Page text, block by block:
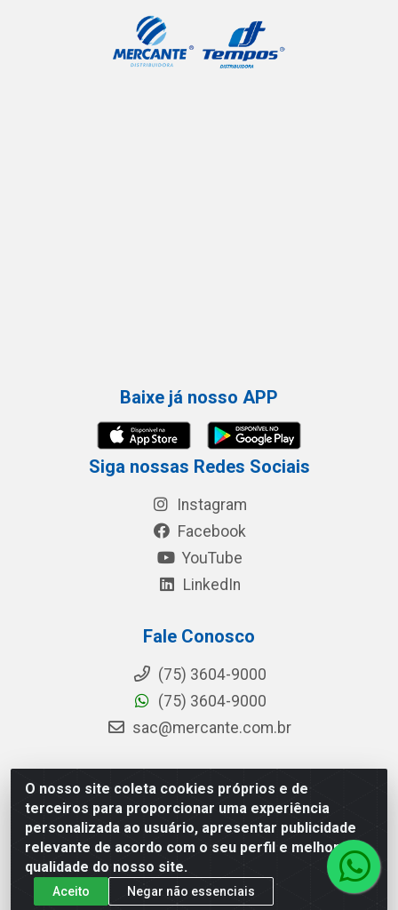
O nosso site coleta cookies próprios e de
terceiros para proporcionar uma experiência
personalizada ao usuário, apresentar publicidade
relevante de acordo com o seu perfil e melhorar a
qualidade do nosso site.
Aceito Negar não essenciais
Baixe já nosso APP
Siga nossas Redes Sociais
Instagram
Facebook
YouTube
LinkedIn
Fale Conosco
(75) 3604-9000
(75) 3604-9000
sac@mercante.com.br
Mercante Distribuidora - Rua Mercante, 699 - Aviário,
Feira de Santana/BA - CEP 44.096-218 - CNPJ
96.755.848/0001-08